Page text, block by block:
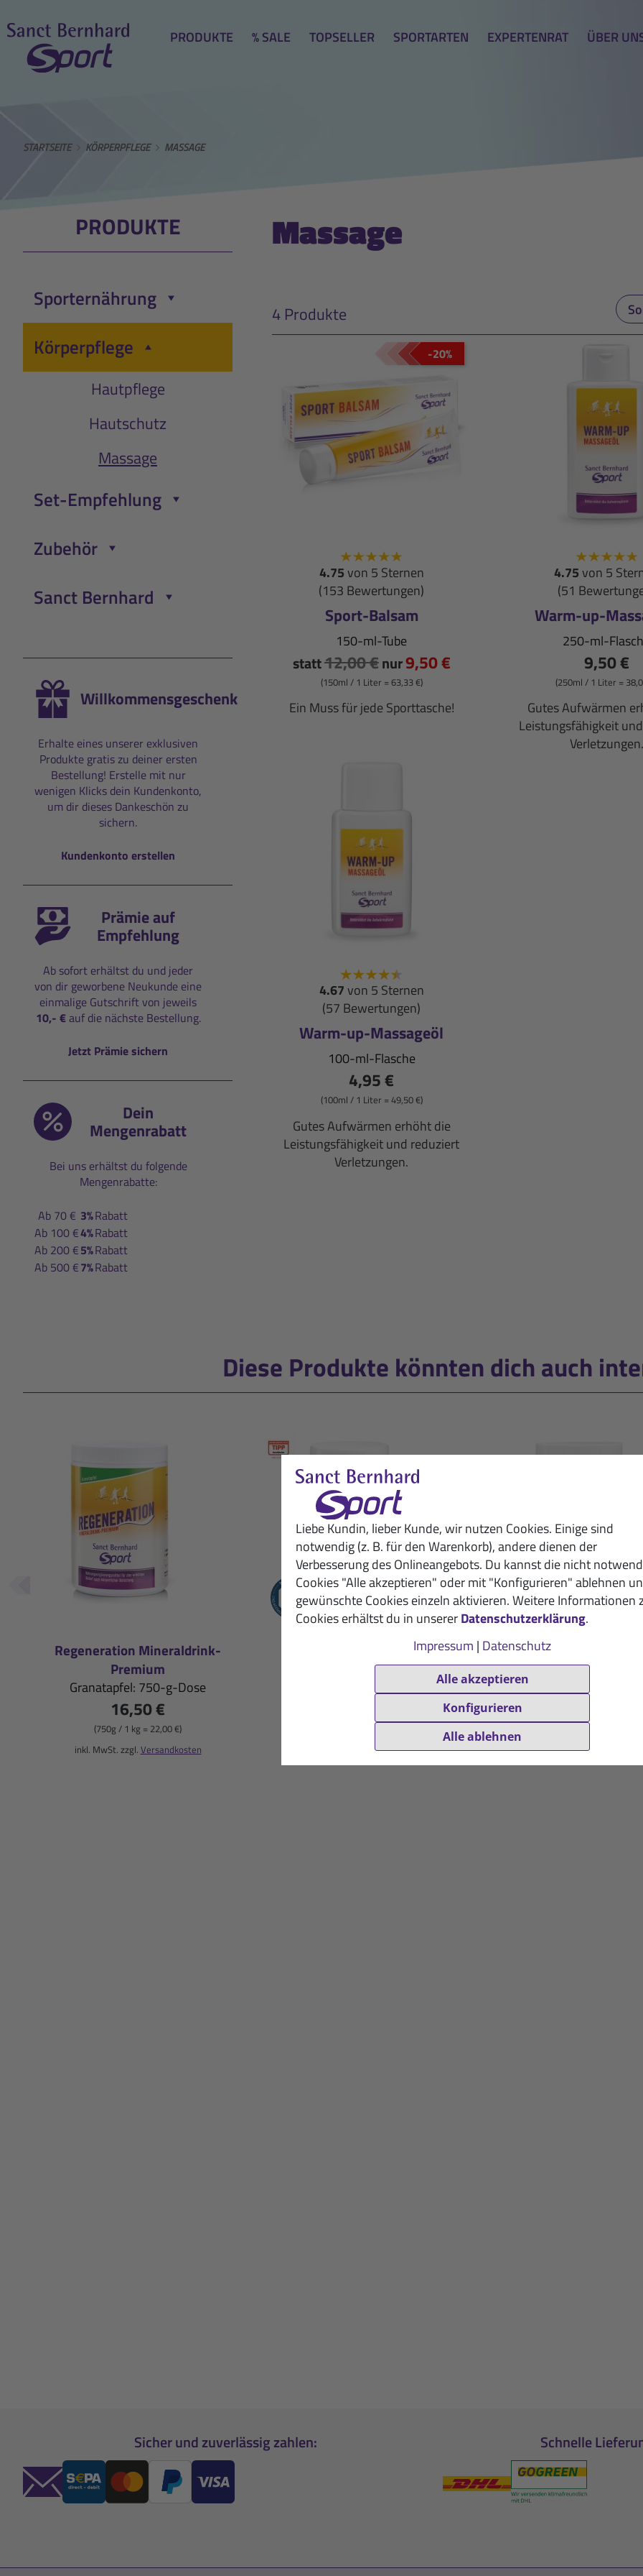
Liebe Kundin, lieber Kunde, wir nutzen Cookies. Einige sind
notwendig (z. B. für den Warenkorb), andere dienen der
Verbesserung des Onlineangebots. Du kannst die nicht
Cookies "Alle akzeptieren" oder mit "Konfigurieren" ablehnen
gewünschte Cookies einzeln aktivieren. Weitere Informationen
Cookies erhältst du in unsererDatenschutzerklärung.
Impressum | Datenschutz
Alle akzeptieren
Konfigurieren
Alle ablehnen
PRODUKTE % SALE TOPSELLER SPORTARTEN EXPERTENRAT ÜBER
STARTSEITE KÖRPERPFLEGE MASSAGE
PRODUKTE
Sporternährung Menü öffnen/schließen
Körperpflege Menü öffnen/schließen
Hautpflege
Hautschutz
Massage
Set-Empfehlung Menü öffnen/schließen
Zubehör Menü öffnen/schließen
Sanct Bernhard Menü öffnen/schließen
Massage
4 Produkte
-20%
4.75von 5 Sternen
(153 Bewertungen)
Sport-Balsam
150-ml-Tube
statt12,00 €nur9,50 €
(150ml / 1 Liter = 63,33 €)
Ein Muss für jede Sporttasche!
4.75von 5
(51
Warm-up-
250-ml-
9,50 €
(250ml / 1 Liter =
Gutes Aufwärmen
Leistungsfähigkeit
Verletzungen.
4.67von 5 Sternen
(57 Bewertungen)
Warm-up-Massageöl
100-ml-Flasche
4,95 €
(100ml / 1 Liter = 49,50 €)
Gutes Aufwärmen erhöht die
Leistungsfähigkeit und reduziert
Verletzungen.
Willkommensgeschenk
Erhalte eines unserer exklusiven
Produkte gratis zu deiner ersten
Bestellung! Erstelle mit nur
wenigen Klicks dein Kundenkonto,
um dir dieses Dankeschön zu
sichern.
Kundenkonto erstellen
Prämie auf
Empfehlung
Ab sofort erhältst du und jeder
von dir geworbene Neukunde eine
einmalige Gutschrift von jeweils
10,- €auf die nächste Bestellung.
Jetzt Prämie sichern
Dein
Mengenrabatt
Bei uns erhältst du folgende
Mengenrabatte:
Ab 70 € 3%Rabatt
Ab 100 €4%Rabatt
Ab 200 €5%Rabatt
Ab 500 €7%Rabatt
Diese Produkte könnten dich auch
Regeneration Mineraldrink-
Premium
Granatapfel: 750-g-Dose
16,50 €
(750g / 1 kg = 22,00 €)
inkl. MwSt. zzgl. Versandkosten
Mineral-Pur-Drink
Zitrone: 100-g-Packung
9,50 €
Isoton
Pfirsich-Maracuja: 900-
16,50 €
Sicher und zuverlässig zahlen: Schnelle